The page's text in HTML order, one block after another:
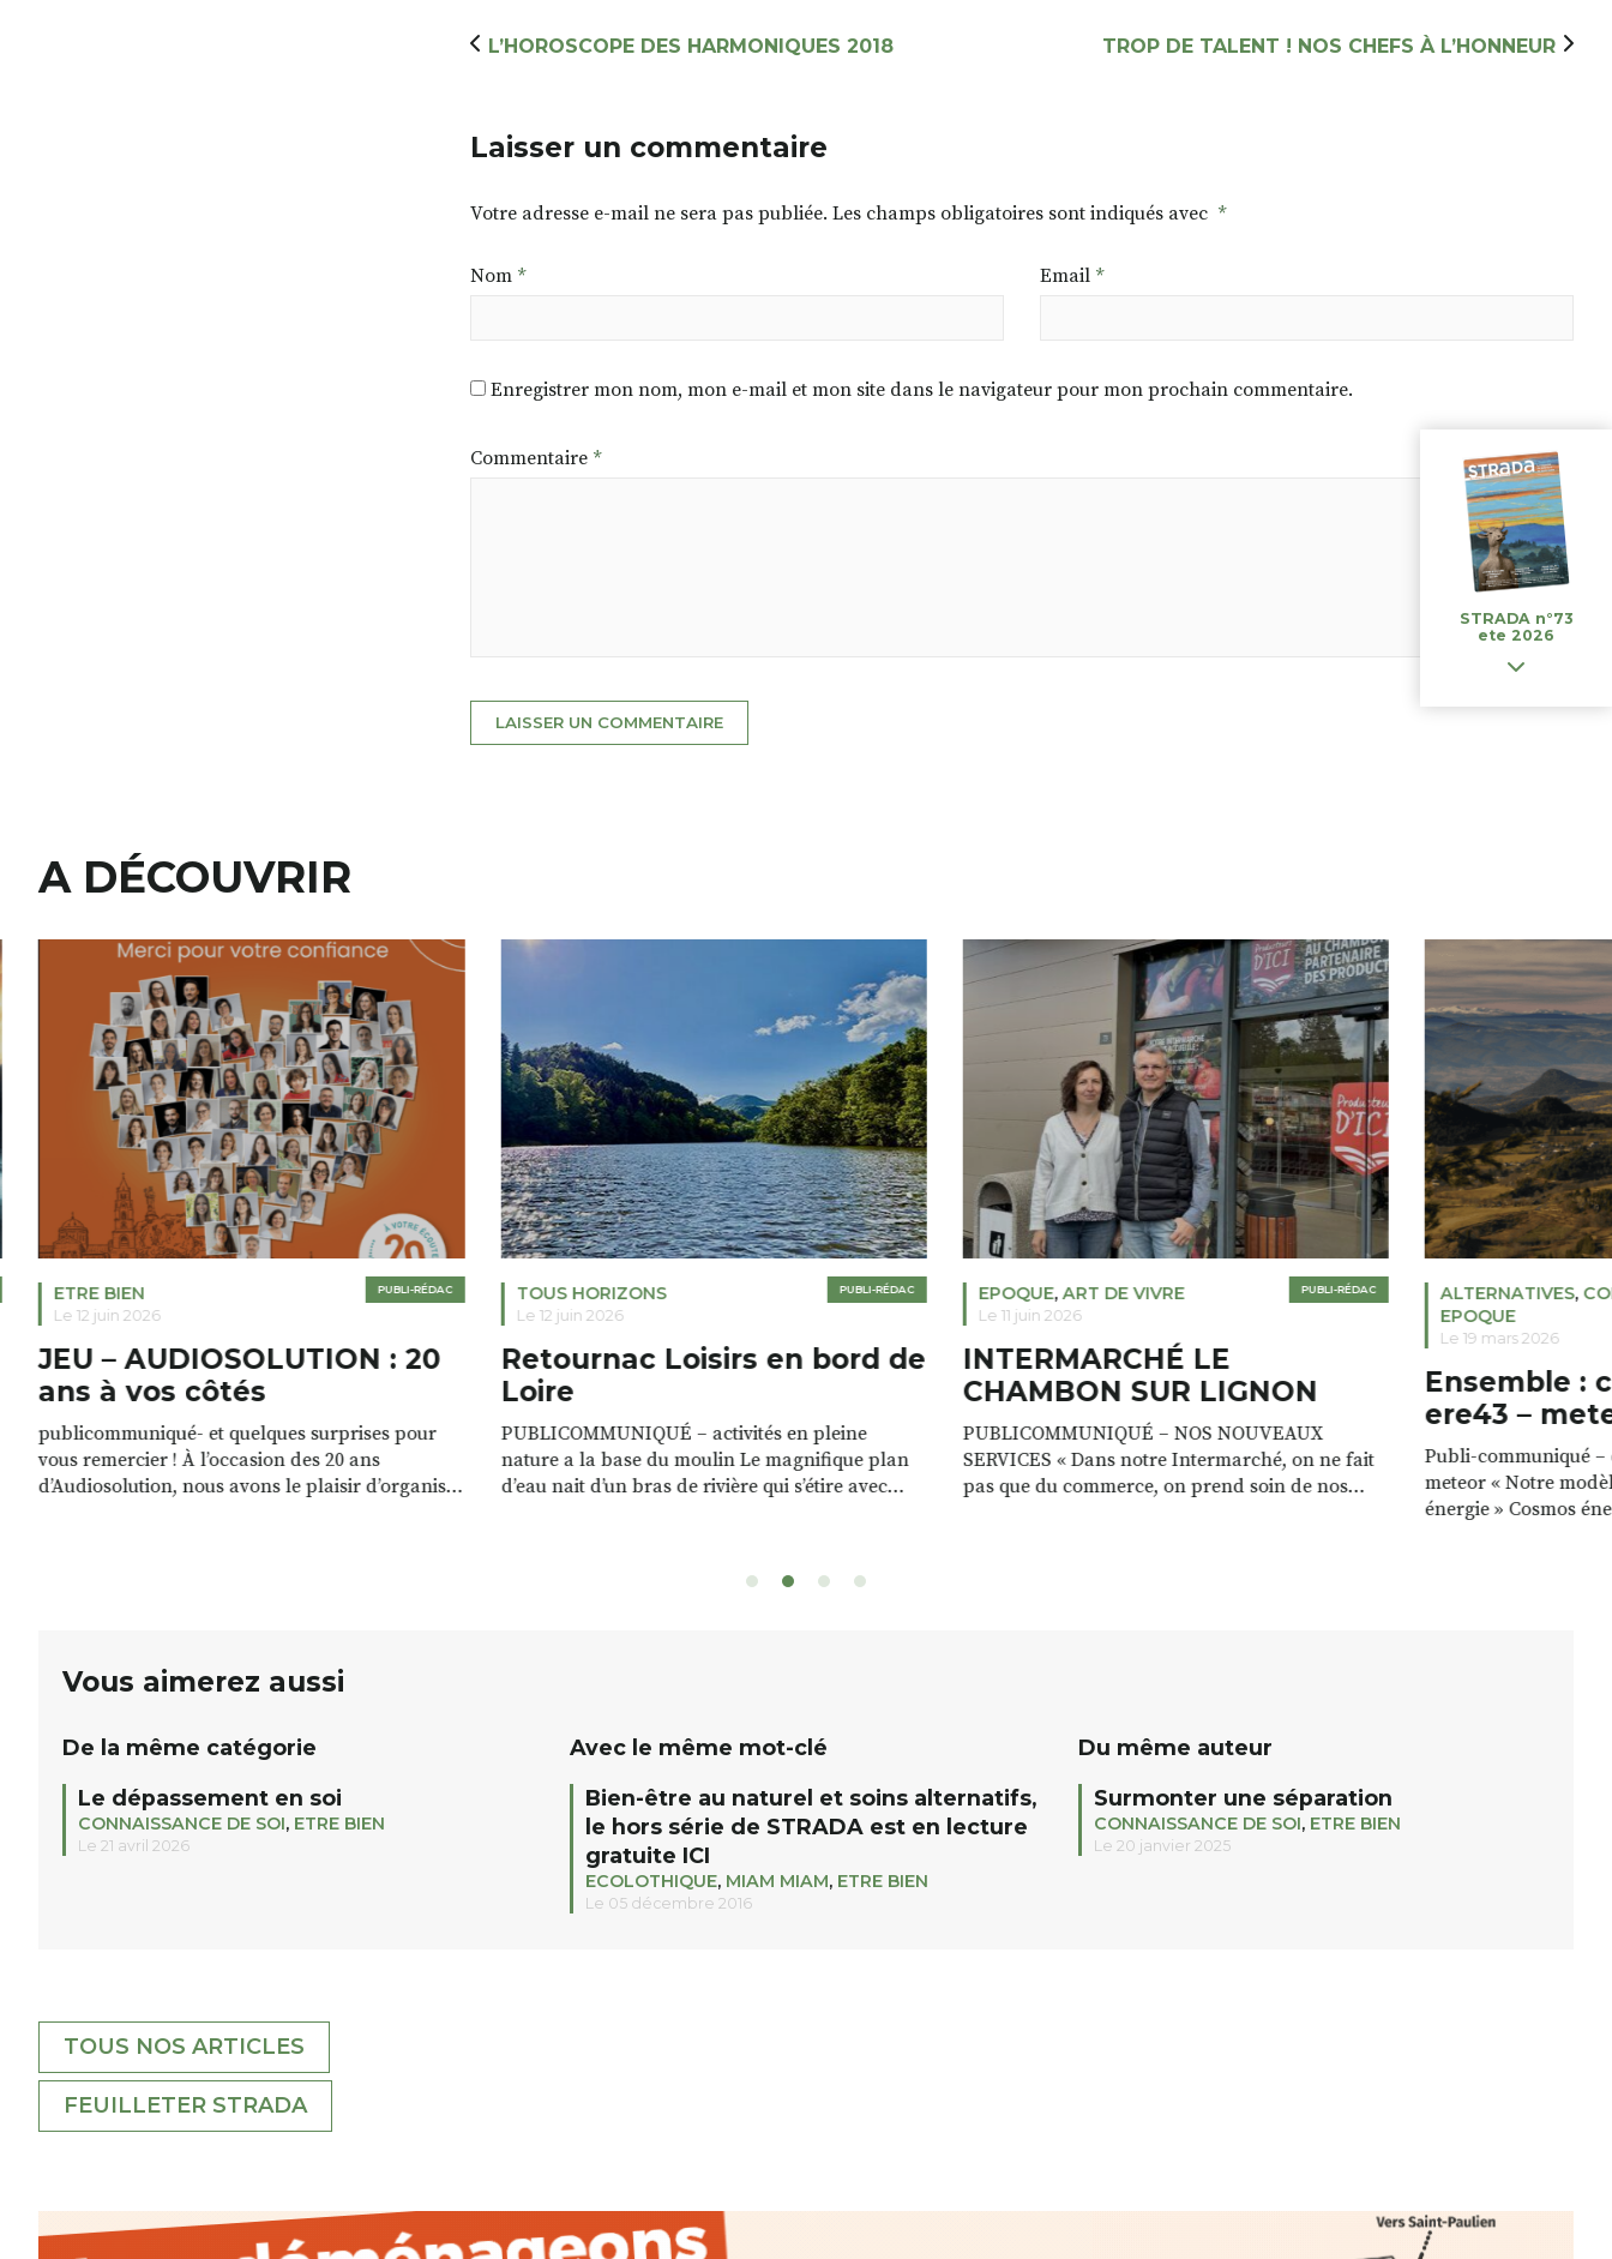
L’HOROSCOPE DES HARMONIQUES 2018 TROP DE TALENT ! NOS CHEFS À L’HONNEUR
Laisser un commentaire
Votre adresse e-mail ne sera pas publiée. Les champs obligatoires sont indiqués avec *
Nom * Email *
Enregistrer mon nom, mon e-mail et mon site dans le navigateur pour mon prochain commentaire.
Commentaire *
A DÉCOUVRIR
PUBLI-RÉDAC
ETRE BIEN
Le 12 juin 2026
JEU – AUDIOSOLUTION : 20
ans à vos côtés
publicommuniqué- et quelques surprises pour
vous remercier ! À l’occasion des 20 ans
d’Audiosolution, nous avons le plaisir d’organiser
PUBLI-RÉDAC
TOUS HORIZONS
Le 12 juin 2026
Retournac Loisirs en bord de
Loire
PUBLICOMMUNIQUÉ – activités en pleine
nature a la base du moulin Le magnifique plan
d’eau nait d’un bras de rivière qui s’étire avec
PUBLI-RÉDAC
EPOQUE,ART DE VIVRE
Le 11 juin 2026
INTERMARCHÉ LE
CHAMBON SUR LIGNON
PUBLICOMMUNIQUÉ – NOS NOUVEAUX
SERVICES « Dans notre Intermarché, on ne fait
pas que du commerce, on prend soin de nos
ALTERNATIVES,
EPOQUE
Le 19 mars 2026
Ensemble :
ere43 –
Publi-communiqué –
meteor « Notre
énergie » Cosmos
Vous aimerez aussi
De la même catégorie
Le dépassement en soi
CONNAISSANCE DE SOI, ETRE BIEN
Le 21 avril 2026
Avec le même mot-clé
Bien-être au naturel et soins alternatifs,
le hors série de STRADA est en lecture
gratuite ICI
ECOLOTHIQUE, MIAM MIAM, ETRE BIEN
Le 05 décembre 2016
Du même auteur
Surmonter une séparation
CONNAISSANCE DE SOI, ETRE BIEN
Le 20 janvier 2025
TOUS NOS ARTICLES
FEUILLETER STRADA
STRADA n°73
ete 2026